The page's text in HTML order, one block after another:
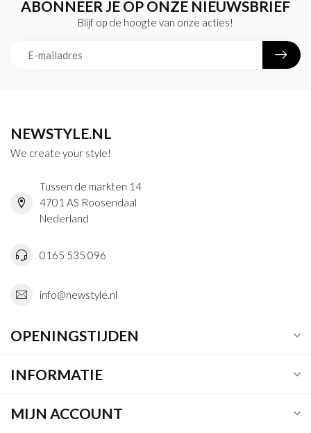
ABONNEER JE OP ONZE NIEUWSBRIEF
Blijf op de hoogte van onze acties!
NEWSTYLE.NL
We create your style!
Tussen de markten 14
4701 AS Roosendaal
Nederland
0165 535 096
info@newstyle.nl
OPENINGSTIJDEN
INFORMATIE
MIJN ACCOUNT